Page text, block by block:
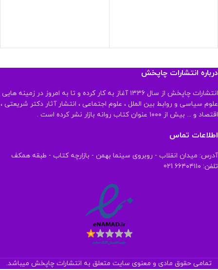
درباره انتشارات چاپخش
انتشارات چاپخش از سال ۱۳۳۶ آغاز به کار کرده و تا به امروز در زمینه هایی
علوم سیاسی و روابط بین الملل ، علوم اجتماعی ، انتشار آثار دکتر شریعتی ،
اقتصاد و ... بیش از ۱۰۰۰ عنوان کتاب روانه بازار نشر کرده است .
اطلاعات تماس
آدرس: میدان انقلاب - روبروی سینما بهمن - بازارچه کتاب - طبقه همکف
تلفن: ۶۶۴۰۴۱۱۰ 021
تمامی حقوق مادی و معنوی سایت متعلق به انتشارات چاپخش میباشد.